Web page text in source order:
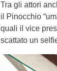
Tra gli attori
il Pinocchio
quali il vice
scattato un